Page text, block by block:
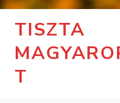
TISZTA
T